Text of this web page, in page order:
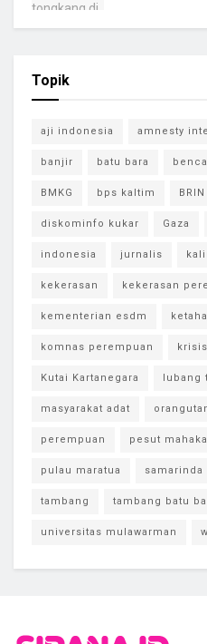
Topik
aji indonesia amnesty
banjir batu bara
BMKG bps kaltim BRIN
diskominfo kukar Gaza
indonesia jurnalis
kekerasan kekerasan
kementerian esdm
komnas perempuan
Kutai Kartanegara lubang
masyarakat adat
perempuan pesut
pulau maratua samarinda
tambang tambang batu
universitas mulawarman